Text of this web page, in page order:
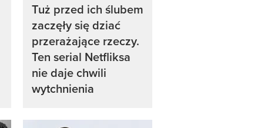
Tuż przed ich ślubem
zaczęły się dziać
przerażające rzeczy.
Ten serial Netfliksa
nie daje chwili
wytchnienia